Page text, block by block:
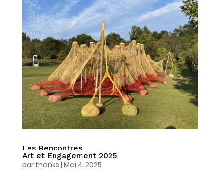
Les Rencontres
Art et Engagement 2025
par thanks | Mai 4, 2025